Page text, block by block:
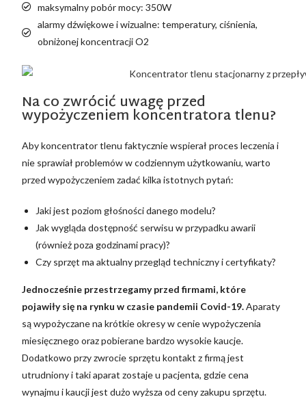
maksymalny pobór mocy: 350W
alarmy dźwiękowe i wizualne: temperatury, ciśnienia,
obniżonej koncentracji O2
Na co zwrócić uwagę przed
wypożyczeniem koncentratora tlenu?
Aby koncentrator tlenu faktycznie wspierał proces leczenia i
nie sprawiał problemów w codziennym użytkowaniu, warto
przed wypożyczeniem zadać kilka istotnych pytań:
Jaki jest poziom głośności danego modelu?
Jak wygląda dostępność serwisu w przypadku awarii
(również poza godzinami pracy)?
Czy sprzęt ma aktualny przegląd techniczny i certyfikaty?
Jednocześnie przestrzegamy przed firmami, które
pojawiły się na rynku w czasie pandemii Covid-19.Aparaty
są wypożyczane na krótkie okresy w cenie wypożyczenia
miesięcznego oraz pobierane bardzo wysokie kaucje.
Dodatkowo przy zwrocie sprzętu kontakt z firmą jest
utrudniony i taki aparat zostaje u pacjenta, gdzie cena
wynajmu i kaucji jest dużo wyższa od ceny zakupu sprzętu.